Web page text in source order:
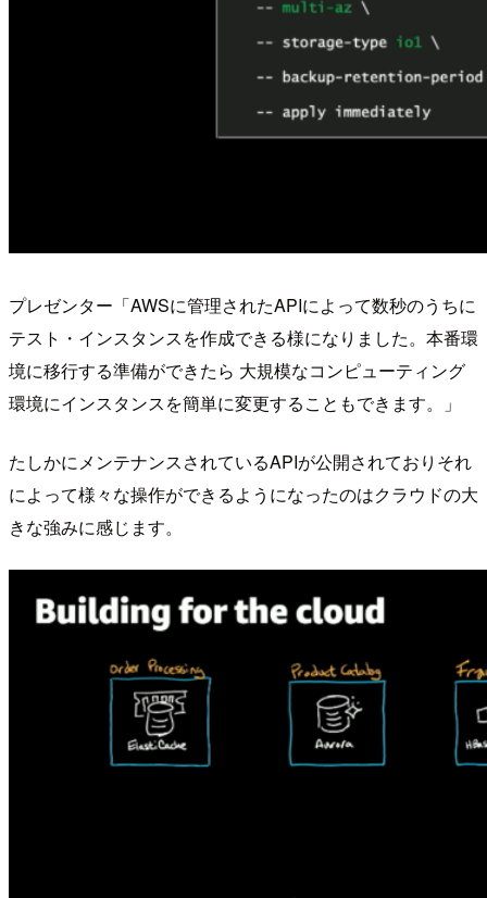
プレゼンター「AWSに管理されたAPIによって数秒のうちに
テスト・インスタンスを作成できる様になりました。本番環
境に移行する準備ができたら 大規模なコンピューティング
環境にインスタンスを簡単に変更することもできます。」
たしかにメンテナンスされているAPIが公開されておりそれ
によって様々な操作ができるようになったのはクラウドの大
きな強みに感じます。